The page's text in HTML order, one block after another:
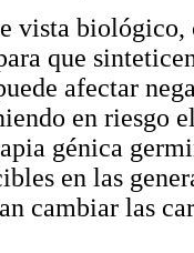
vista biológico,
que
afectar
en riesgo
génica
en las
cambiar las